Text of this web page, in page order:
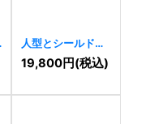
人型とシールドが
調和する未来志向
ロゴ 11036]
19,800円(税込)